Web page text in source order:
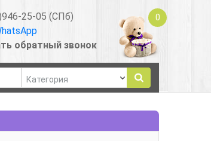
25-05 (СПб)
обратный звонок
0